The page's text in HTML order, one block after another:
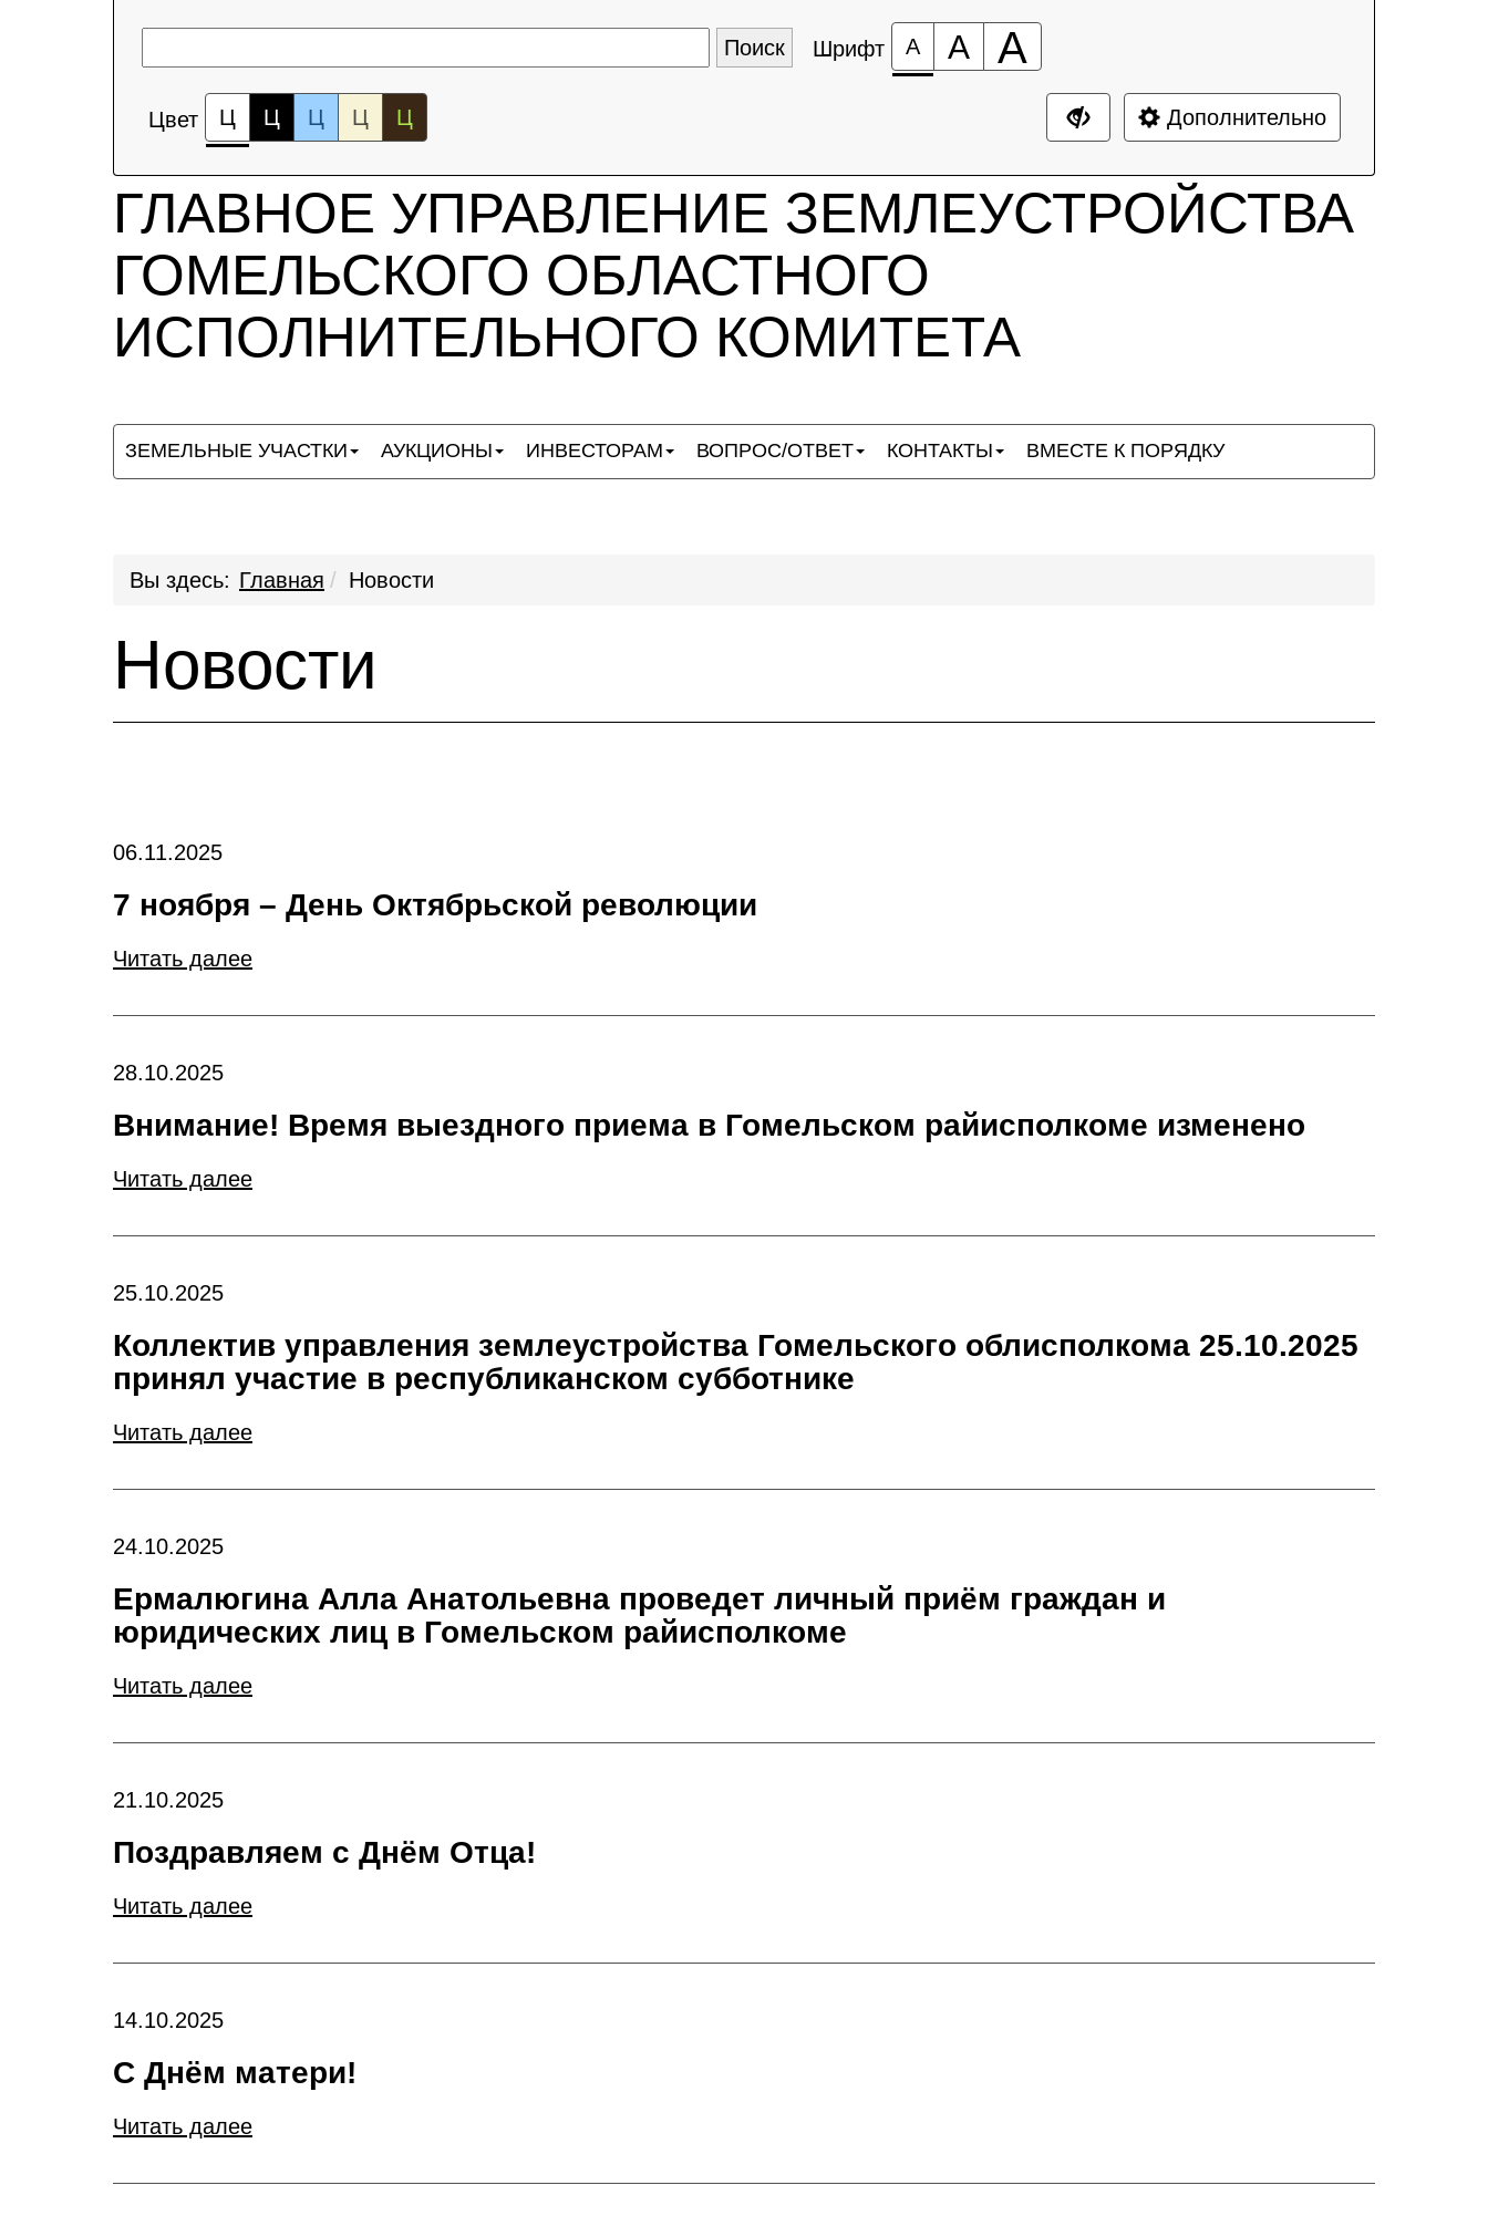
Шрифт А А А
Цвет Ц Ц Ц Ц Ц Дополнительно
ГЛАВНОЕ УПРАВЛЕНИЕ ЗЕМЛЕУСТРОЙСТВА
ГОМЕЛЬСКОГО ОБЛАСТНОГО
ИСПОЛНИТЕЛЬНОГО КОМИТЕТА
ЗЕМЕЛЬНЫЕ УЧАСТКИ АУКЦИОНЫ ИНВЕСТОРАМ ВОПРОС/ОТВЕТ КОНТАКТЫ ВМЕСТЕ К ПОРЯДКУ
Вы здесь: Главная Новости
Новости
06.11.2025
7 ноября – День Октябрьской революции
Читать далее
28.10.2025
Внимание! Время выездного приема в Гомельском райисполкоме изменено
Читать далее
25.10.2025
Коллектив управления землеустройства Гомельского облисполкома 25.10.2025
принял участие в республиканском субботнике
Читать далее
24.10.2025
Ермалюгина Алла Анатольевна проведет личный приём граждан и
юридических лиц в Гомельском райисполкоме
Читать далее
21.10.2025
Поздравляем с Днём Отца!
Читать далее
14.10.2025
С Днём матери!
Читать далее